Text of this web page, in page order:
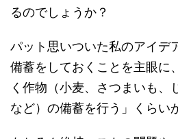
るのでしょうか？
パット思いついた私のアイデ
備蓄をしておくことを主眼に
く作物（小麦、さつまいも、
など）の備蓄を行う」くらい